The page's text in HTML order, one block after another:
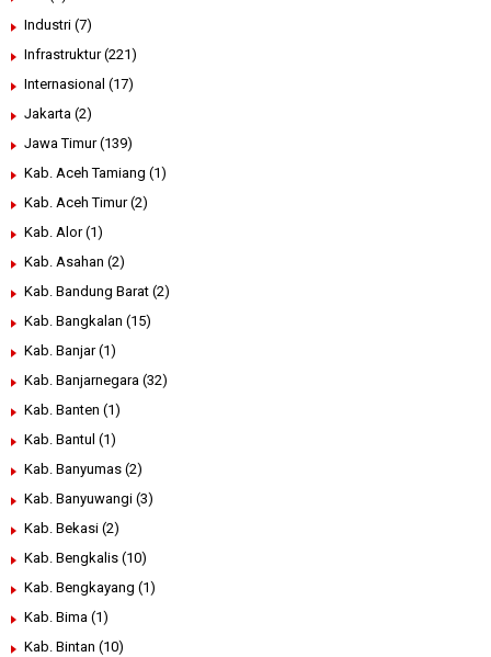
Industri (7)
Infrastruktur (221)
Internasional (17)
Jakarta (2)
Jawa Timur (139)
Kab. Aceh Tamiang (1)
Kab. Aceh Timur (2)
Kab. Alor (1)
Kab. Asahan (2)
Kab. Bandung Barat (2)
Kab. Bangkalan (15)
Kab. Banjar (1)
Kab. Banjarnegara (32)
Kab. Banten (1)
Kab. Bantul (1)
Kab. Banyumas (2)
Kab. Banyuwangi (3)
Kab. Bekasi (2)
Kab. Bengkalis (10)
Kab. Bengkayang (1)
Kab. Bima (1)
Kab. Bintan (10)